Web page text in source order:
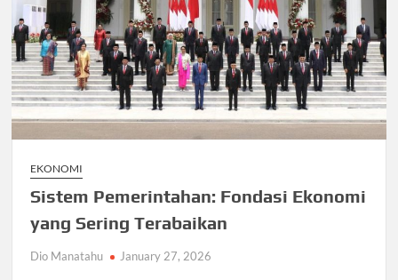
EKONOMI
Sistem Pemerintahan: Fondasi Ekonomi
yang Sering Terabaikan
Dio Manatahu January 27, 2026